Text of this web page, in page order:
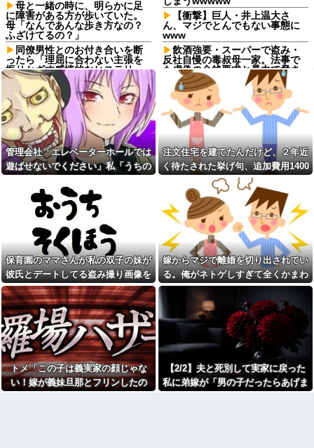
母と一緒の時に、明らかに足
に障害がある方が歩いていた。
母「なんであんな歩き方なの？
ふざけてるの？」
同僚男性とのお付き合いを断
ったら「理屈に合わない主張を
振りかざす感情的なヒステリー
女」と言いふらされて・・・
退職してしばらく経った頃、
元職場の取引先から連絡が来
た。話を聞くと納得できない内
容で…
義両親「空き家になるし住ん
でいいよ」私たち「じゃあお言
葉に甘えて…」→引っ越した途
端、予想外の出来事が待ってい
て…
予定より早めに家に帰宅。リ
ビングに「裸の嫁」と男がい
た。まさかの不倫現場に遭遇...
進学クラスで教師への不満を
抱えていた中学生。悩んだ末に
取った行動が大人にも響くもの
で…
彼の同期の嫁が子供を産ん
だ。すると、彼が「出産祝いに
人生ゲームをあげるんだ！」と
話してきて...
【速報】れいわ新選組さん
「いのちの党」に改名ｗｗｗｗ
ｗｗｗｗ
【画像】令和最新版のあのち
ゃん、可愛過ぎてワイらにブッ
刺さりまくりw w w w w w
【衝撃】浅田真央ちゃんの婚
活条件がこちら←むしろコレは
【衝撃】巨人・井上温大さ
ん、マジでとんでもない事態に
www
飲酒強要・スーパーで盗み・
反社自慢の毒叔母一家。法事で
も虚偽の金銭要求と暴力で脅さ
れトラウマに…祖母の死をきっ
かけに恐怖の親戚と「永久絶
縁」を決意←自分の身の安全を
最優先にして大正解
飲酒強要・スーパーで盗み・
反社自慢の毒叔母一家。法事で
も虚偽の金銭要求と暴力で脅さ
れトラウマに…祖母の死をきっ
かけに恐怖の親戚と「永久絶
縁」を決意←自分の身の安全を
最優先にして大正解
コインランドリーで私物の乾
燥機シートを「ご自由にどうぞ
だろw」と勝手に盗もうとした
DQN夫婦！注意したら「は？名
前かいてないんですけど」と逆
ギレ
ジャンポケ斉藤「同意があっ
たんです。本当です。信じて下
さい」 ←何でこの主張が通ら
父がﾀﾋんだ翌日、彼女から
「今日はつきあって半年の記念
日だね！おめでとう！」とメー
ルが来た。それから連絡は無視
している。「別れたいならせめ
てそう言って」と連絡きたけど
話もしたくないんだよ…….他
弟「エレベーターで知らない
女に蹴られた！」私「何した
管理会社「エレベーターホールでは
遊ばせないでください」私「うちの
の展開になり…
注文住宅を建てたんだけど、２年近
く待たされた挙げ句、追加費用1400
万請求された。流石におかしいよ
ね？
保育園のママさんが私の双子の妹が
彼氏とデートしてる盗み撮り画像を
見せて「あとはわかるよね？とりあ
えず5万を家に持ってきて」と脅し
てきた
嫁からマジで離婚を切り出されてい
る。俺がネトゲしすぎて全くかまわ
なかったのが原因らしく...
トメ「この子は義実家の顔じゃな
い！嫁が義妹旦那とフリンしたの
【2/2】夫と死別して実家に戻った
私に弟嫁が「男の子だったらあげま